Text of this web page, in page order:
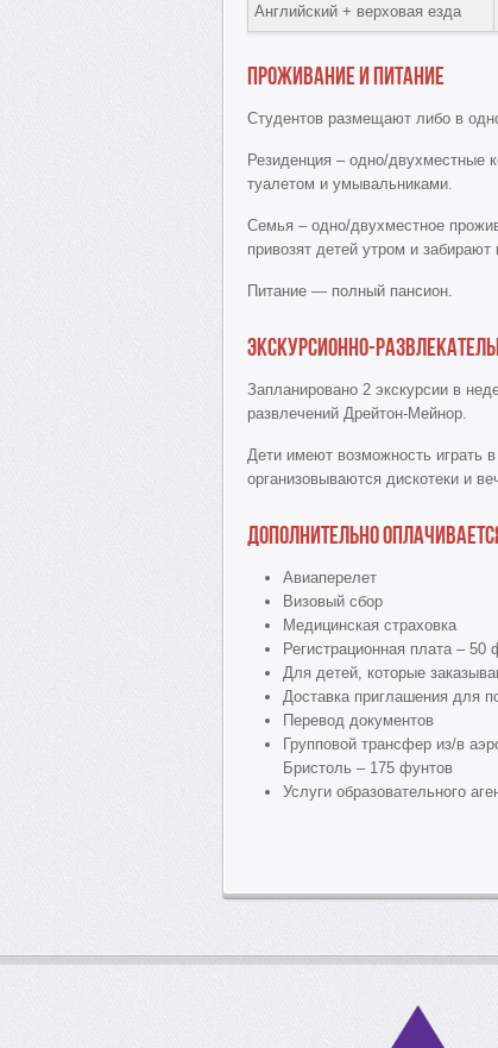
Английский + верховая езда
Проживаниеи питание
Студентов размещают либо в
Резиденция – одно/двухместные
туалетом и умывальниками.
Семья – одно/двухместное
привозят детей утром и забирают
Питание — полный пансион.
Экскурсионно-
Запланировано 2 экскурсии в
развлечений Дрейтон-Мейнор.
Дети имеют возможность играть
организовываются дискотеки и
Дополнительно
Авиаперелет
Визовый сбор
Медицинская страховка
Регистрационная плата – 50
Для детей, которые
Доставка приглашения для
Перевод документов
Групповой трансфер из/в
Бристоль – 175 фунтов
Услуги образовательного